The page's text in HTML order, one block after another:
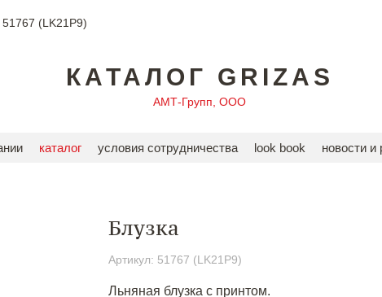
51767 (LK21P9)
КАТАЛОГ GRIZAS
АМТ-Групп, ООО
каталог условия сотрудничества look book новости и
Блузка
Артикул: 51767 (LK21P9)
Льняная блузка с принтом.